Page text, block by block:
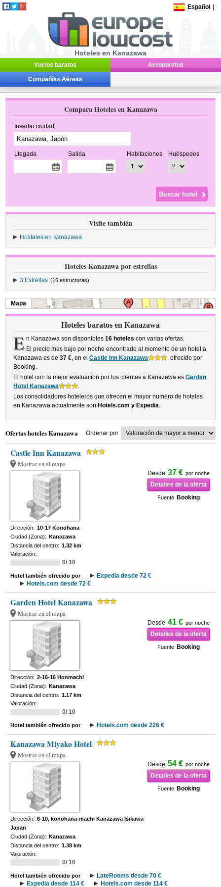
Español
Hoteles en Kanazawa
Vuelos baratos Aeropuertos
Compañías Aéreas
Compara Hoteles en Kanazawa
Insertar ciudad
Llegada Salida Habitaciones Huéspedes
Visite también
Hostales en Kanazawa
Hoteles Kanazawa por estrellas
3 Estrellas (16 estructuras)
Mapa
Hoteles baratos en Kanazawa
E n Kanazawa son disponibles 16 hoteles con varias ofertas.
El precio mas bajo por noche encontrado al momento de un hotel a
Kanazawa es de37 €, en elCastle Inn Kanazawa
, ofrecido por
Booking.
El hotel con la mejor evaluacion por los clientes a Kanazawa esGarden
Hotel Kanazawa
.
Los consolidadores hoteleros que ofrecen el mayor numero de hoteles
en Kanazawa actualmente son Hotels.com y Expedia.
Ofertas hoteles Kanazawa Ordenar por
Castle Inn Kanazawa
Mostrar en el mapa
Desde 37 € por noche
Detalles de la oferta
Fuente Booking
Dirección: 10-17 Konohana
Ciudad (Zona): Kanazawa
Distancia del centro: 1.32 km
Valoración:
0/ 10
Hotel también ofrecido por
Expedia desde 72 €
Hotels.com desde 72 €
Garden Hotel Kanazawa
Mostrar en el mapa
Desde 41 € por noche
Detalles de la oferta
Fuente Booking
Dirección: 2-16-16 Honmachi
Ciudad (Zona): Kanazawa
Distancia del centro: 1.17 km
Valoración:
0/ 10
Hotel también ofrecido por Hotels.com desde 226 €
Kanazawa Miyako Hotel
Mostrar en el mapa
Desde 54 € por noche
Detalles de la oferta
Fuente Booking
Dirección: 6-10, konohana-machi Kanazawa Isikawa
Japan
Ciudad (Zona): Kanazawa
Distancia del centro: 1.38 km
Valoración:
0/ 10
Hotel también ofrecido por
LateRooms desde 70 €
Expedia desde 114 €
Hotels.com desde 114 €